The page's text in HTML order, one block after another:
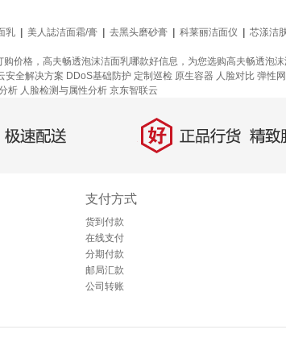
乳 美人誌洁面霜/膏 去黑头磨砂膏 科莱丽洁面仪 芯漾洁
格，高夫畅透泡沫洁面乳哪款好信息，为您选购高夫畅透泡
安全解决方案 DDoS基础防护 定制巡检 原生容器 人脸对比 弹性
析 人脸检测与属性分析 京东智联云
速配送 好 正品行货，精致服
支付方式
货到付款
在线支付
分期付款
邮局汇款
公司转账